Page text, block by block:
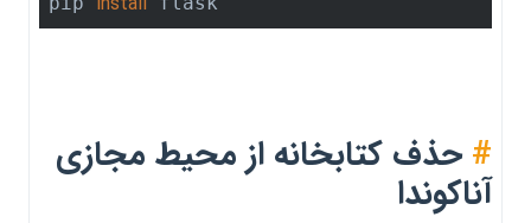
#حذف کتابخانه از محیط مجازی
آناکوندا